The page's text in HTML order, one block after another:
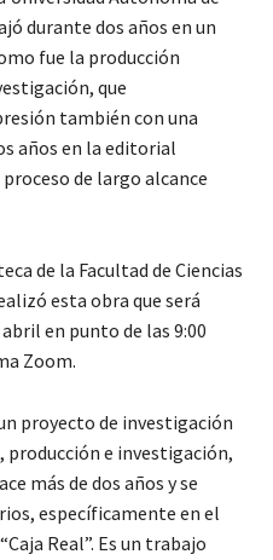
durante dos años en un
fue la producción
que
también con una
años en la editorial
de largo alcance
de la Facultad de Ciencias
esta obra que será
en punto de las 9:00
Zoom.
proyecto de investigación
e investigación,
más de dos años y se
específicamente en el
Real”. Es un trabajo